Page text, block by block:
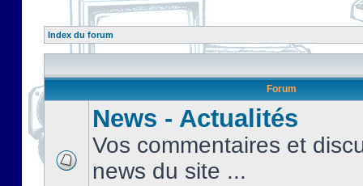
Index du forum
Forum
News - Actualités
Vos commentaires et
news du site ...